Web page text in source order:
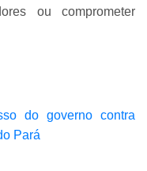
ou comprometer
do governo contra
Pará